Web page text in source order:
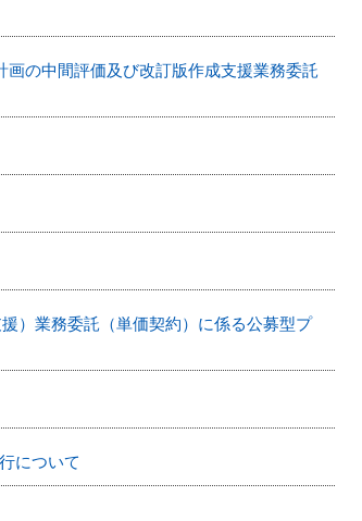
の中間評価及び改訂版作成支援業務委託
）業務委託（単価契約）に係る公募型プ
について